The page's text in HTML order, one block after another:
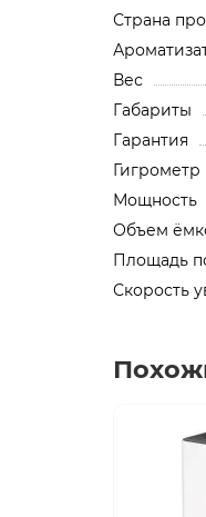
Страна
Вес
Габариты
Гарантия
Гигрометр
Мощность
Объем
Площадь
Скорость